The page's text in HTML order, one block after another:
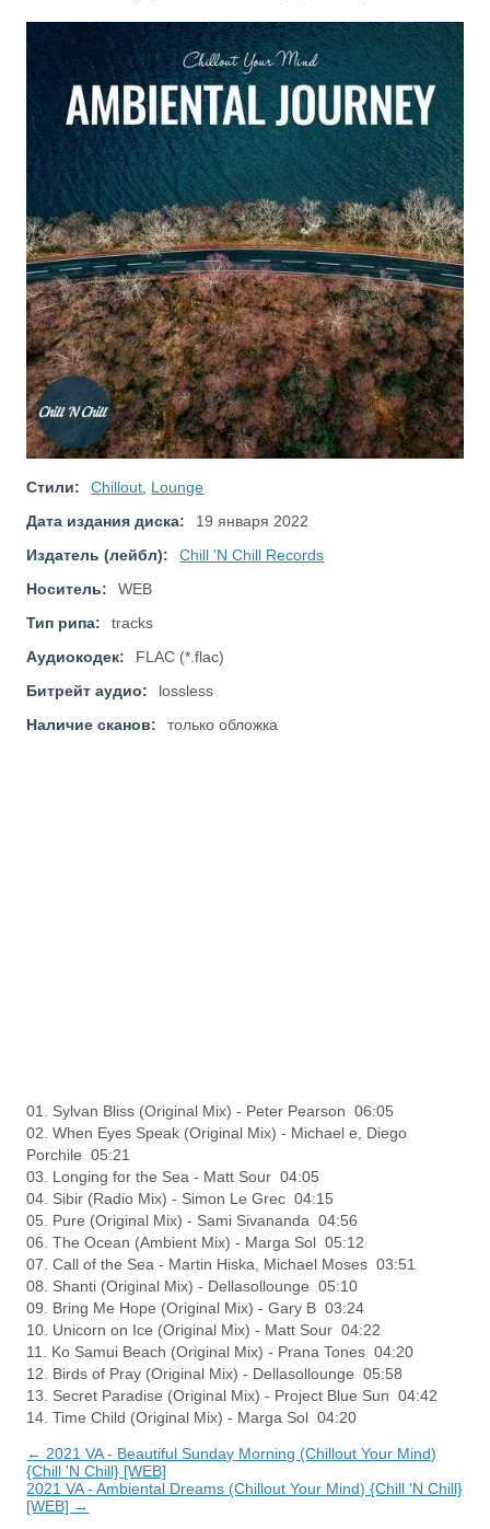
Стили: Chillout Lounge
Дата издания диска:
19 января 2022
Издатель (лейбл):
Chill 'N Chill Records
Носитель:
WEB
Тип рипа:
tracks
Аудиокодек:
FLAC (*.flac)
Битрейт аудио:
lossless
Наличие сканов:
только обложка
01. Sylvan Bliss (Original Mix) - Peter Pearson 06:05
02. When Eyes Speak (Original Mix) - Michael e, Diego
Porchile 05:21
03. Longing for the Sea - Matt Sour 04:05
04. Sibir (Radio Mix) - Simon Le Grec 04:15
05. Pure (Original Mix) - Sami Sivananda 04:56
06. The Ocean (Ambient Mix) - Marga Sol 05:12
07. Call of the Sea - Martin Hiska, Michael Moses 03:51
08. Shanti (Original Mix) - Dellasollounge 05:10
09. Bring Me Hope (Original Mix) - Gary B 03:24
10. Unicorn on Ice (Original Mix) - Matt Sour 04:22
11. Ko Samui Beach (Original Mix) - Prana Tones 04:20
12. Birds of Pray (Original Mix) - Dellasollounge 05:58
13. Secret Paradise (Original Mix) - Project Blue Sun 04:42
14. Time Child (Original Mix) - Marga Sol 04:20
← 2021 VA - Beautiful Sunday Morning (Chillout Your Mind)
{Chill 'N Chill} [WEB]
2021 VA - Ambiental Dreams (Chillout Your Mind) {Chill 'N Chill}
[WEB] →